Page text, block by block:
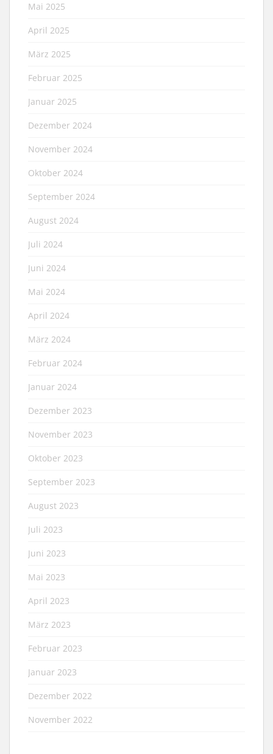
Mai 2025
April 2025
März 2025
Februar 2025
Januar 2025
Dezember 2024
November 2024
Oktober 2024
September 2024
August 2024
Juli 2024
Juni 2024
Mai 2024
April 2024
März 2024
Februar 2024
Januar 2024
Dezember 2023
November 2023
Oktober 2023
September 2023
August 2023
Juli 2023
Juni 2023
Mai 2023
April 2023
März 2023
Februar 2023
Januar 2023
Dezember 2022
November 2022